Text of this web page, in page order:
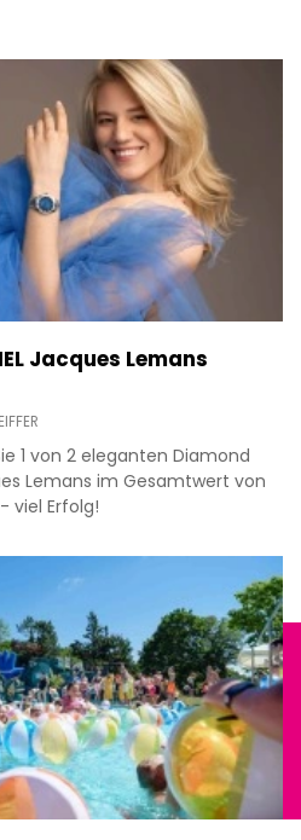
Jacques Lemans
1 von 2 eleganten Diamond
Lemans im Gesamtwert von
viel Erfolg!